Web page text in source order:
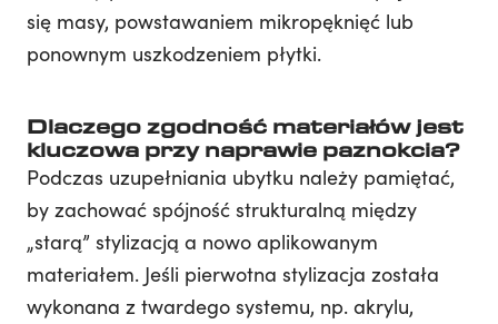
się masy, powstawaniem mikropęknięć lub
ponownym uszkodzeniem płytki.
Dlaczego zgodność materiałów jest
kluczowa przy naprawie paznokcia?
Podczas uzupełniania ubytku należy pamiętać,
by zachować spójność strukturalną między
„starą” stylizacją a nowo aplikowanym
materiałem. Jeśli pierwotna stylizacja została
wykonana z twardego systemu, np. akrylu,